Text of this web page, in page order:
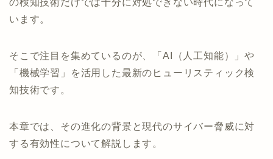
います。
そこで注目を集めているのが、「AI（人工知能）」や
「機械学習」を活用した最新のヒューリスティック検
知技術です。
本章では、その進化の背景と現代のサイバー脅威に対
する有効性について解説します。